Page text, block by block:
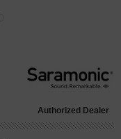
Authorized Dealer